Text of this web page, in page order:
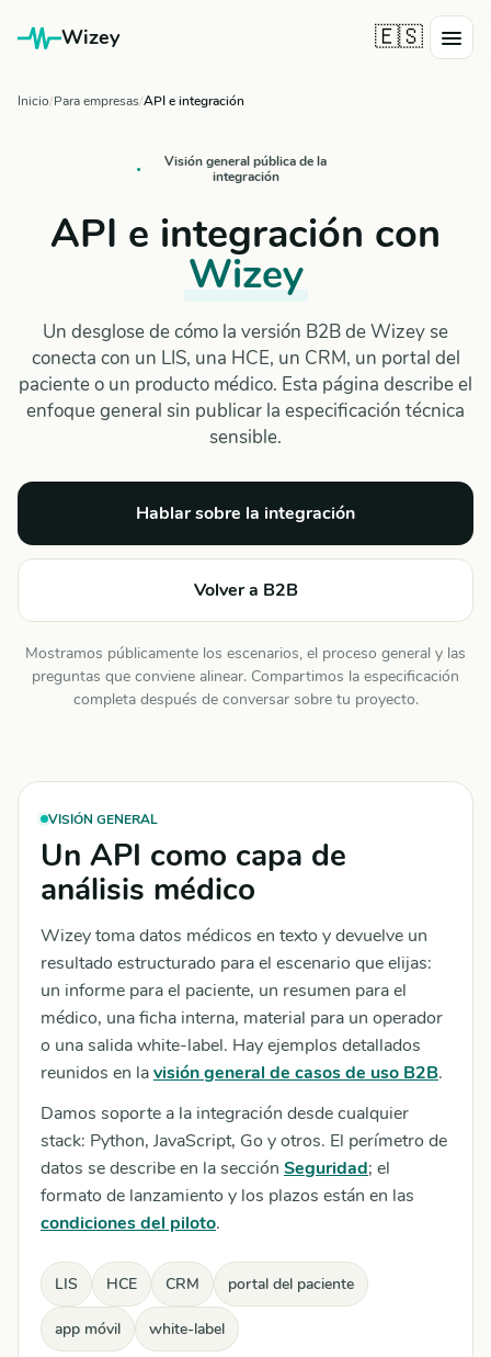
Wizey 🇪🇸
Inicio Para empresas API e integración
Visión general pública de la
integración
API e integración con
Wizey
Un desglose de cómo la versión B2B de Wizey se
conecta con un LIS, una HCE, un CRM, un portal del
paciente o un producto médico. Esta página describe el
enfoque general sin publicar la especificación técnica
sensible.
Hablar sobre la integración
Volver a B2B
Mostramos públicamente los escenarios, el proceso general y las
preguntas que conviene alinear. Compartimos la especificación
completa después de conversar sobre tu proyecto.
VISIÓN GENERAL
Un API como capa de
análisis médico
Wizey toma datos médicos en texto y devuelve un
resultado estructurado para el escenario que elijas:
un informe para el paciente, un resumen para el
médico, una ficha interna, material para un operador
o una salida white-label. Hay ejemplos detallados
reunidos en lavisión general de casos de uso B2B.
Damos soporte a la integración desde cualquier
stack: Python, JavaScript, Go y otros. El perímetro de
datos se describe en la sección Seguridad; el
formato de lanzamiento y los plazos están en las
condiciones del piloto.
LIS HCE CRM portal del paciente
app móvil white-label